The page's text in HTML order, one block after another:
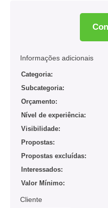
Informações adicionais
Categoria:
Subcategoria:
Orçamento:
Nível de experiência:
Visibilidade:
Propostas:
Propostas excluídas:
Interessados:
Valor Mínimo:
Cliente